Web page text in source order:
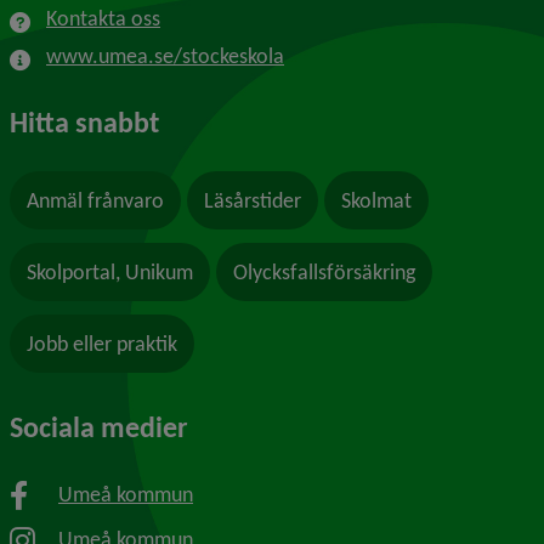
Kontakta oss
www.umea.se/stockeskola
Hitta snabbt
Anmäl frånvaro Läsårstider Skolmat
Skolportal, Unikum Olycksfallsförsäkring
Jobb eller praktik
Sociala medier
Umeå kommun